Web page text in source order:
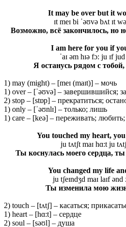
It may be over but it
ɪt meɪ bi ˈəʊvə bʌt ɪt
Возможно, всё закончилось, но
I am here for you if
ˈaɪ əm hɪə fɔ: ju ɪf
Я останусь рядом с
1) may (might) – [meɪ (maɪt)] – мочь
1) over – [ˈəʊvə] – завершившийся;
2) stop – [stɒp] – прекратиться;
1) only – [ˈəʊnlɪ] – только; лишь
1) care – [keə] – переживать;
You touched my heart,
ju tʌtʃt maɪ hɑ:t ju
Ты коснулась моего сердца,
You changed my life
ju tʃeɪndʒd maɪ laɪf
Ты изменила мою
2) touch – [tʌtʃ] – касаться;
1) heart – [hɑ:t] – сердце
2) soul – [səʊl] – душа